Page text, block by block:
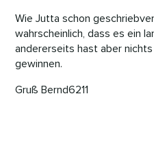
Wie Jutta schon
wahrscheinlich, dass es ein
andererseits hast aber
gewinnen.
Gruß Bernd6211